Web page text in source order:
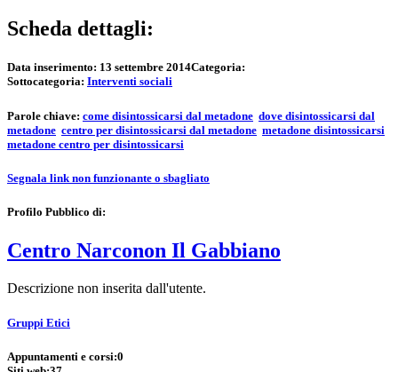
Scheda dettagli:
Data inserimento: 13 settembre 2014Categoria:
Sottocategoria: Interventi sociali
Parole chiave: come disintossicarsi dal metadone dove disintossicarsi dal
metadone centro per disintossicarsi dal metadone metadone disintossicarsi
metadone centro per disintossicarsi
Segnala link non funzionante o sbagliato
Profilo Pubblico di:
Centro Narconon Il Gabbiano
Descrizione non inserita dall'utente.
Gruppi Etici
Appuntamenti e corsi:0